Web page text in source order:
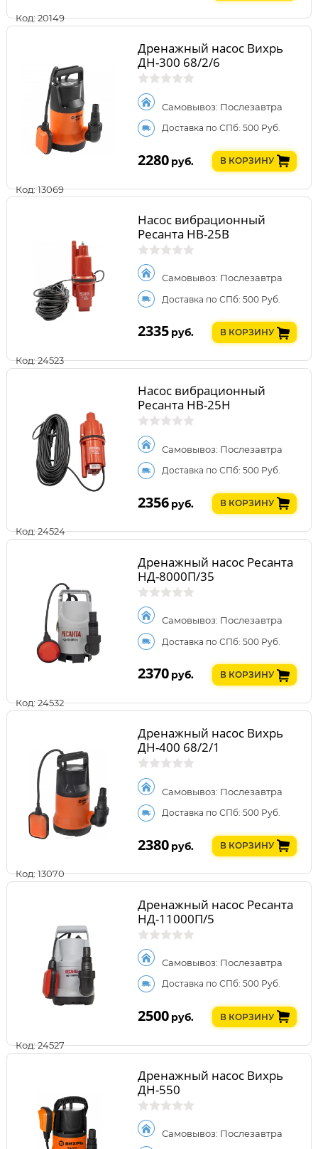
Код: 20149
Код: 13069
Дренажный насос Вихрь
ДН-300 68/2/6
Самовывоз: Послезавтра
Доставка по СПб: 500 Руб.
2280 руб. В КОРЗИНУ
Код: 24523
Насос вибрационный
Ресанта НВ-25В
Самовывоз: Послезавтра
Доставка по СПб: 500 Руб.
2335 руб. В КОРЗИНУ
Код: 24524
Насос вибрационный
Ресанта НВ-25Н
Самовывоз: Послезавтра
Доставка по СПб: 500 Руб.
2356 руб. В КОРЗИНУ
Код: 24532
Дренажный насос Ресанта
НД-8000П/35
Самовывоз: Послезавтра
Доставка по СПб: 500 Руб.
2370 руб. В КОРЗИНУ
Код: 13070
Дренажный насос Вихрь
ДН-400 68/2/1
Самовывоз: Послезавтра
Доставка по СПб: 500 Руб.
2380 руб. В КОРЗИНУ
Код: 24527
Дренажный насос Ресанта
НД-11000П/5
Самовывоз: Послезавтра
Доставка по СПб: 500 Руб.
2500 руб. В КОРЗИНУ
Дренажный насос Вихрь
ДН-550
Самовывоз: Послезавтра